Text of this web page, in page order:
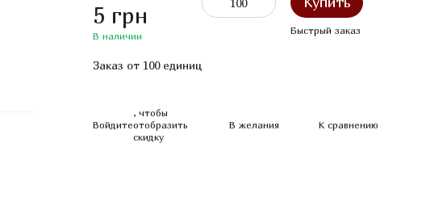
5 грн
В наличии Быстрый заказ
Заказ от 100 единиц
Войдите
, чтобы
отобразить
скидку
В желания К сравнению